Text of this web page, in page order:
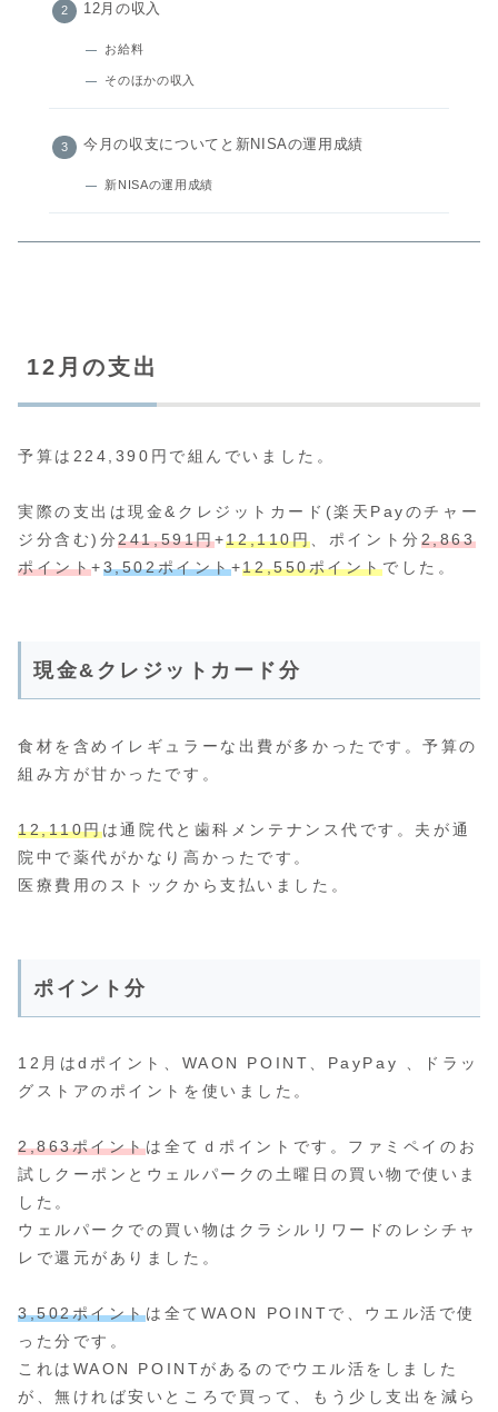
12月の収入
お給料
そのほかの収入
今月の収支についてと新NISAの運用成績
新NISAの運用成績
12月の支出
予算は224,390円で組んでいました。
実際の支出は現金&クレジットカード(楽天Payのチャー
ジ分含む)分241,591円+12,110円、ポイント分 2,863
ポイント+3,502ポイント+12,550ポイントでした。
現金&クレジットカード分
食材を含めイレギュラーな出費が多かったです。予算の
組み方が甘かったです。
12,110円は通院代と歯科メンテナンス代です。夫が通
院中で薬代がかなり高かったです。
医療費用のストックから支払いました。
ポイント分
12月はdポイント、WAON POINT、PayPay 、ドラッ
グストアのポイントを使いました。
2,863ポイントは全てｄポイントです。ファミペイのお
試しクーポンとウェルパークの土曜日の買い物で使いま
した。
ウェルパークでの買い物はクラシルリワードのレシチャ
レで還元がありました。
3,502ポイントは全てWAON POINTで、ウエル活で使
った分です。
これはWAON POINTがあるのでウエル活をしました
が、無ければ安いところで買って、もう少し支出を減ら